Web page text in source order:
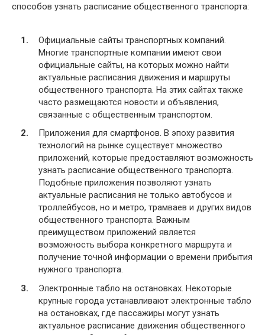
способов узнать расписание общественного транспорта:
Официальные сайты транспортных компаний.
Многие транспортные компании имеют свои
официальные сайты, на которых можно найти
актуальные расписания движения и маршруты
общественного транспорта. На этих сайтах также
часто размещаются новости и объявления,
связанные с общественным транспортом.
Приложения для смартфонов. В эпоху развития
технологий на рынке существует множество
приложений, которые предоставляют возможность
узнать расписание общественного транспорта.
Подобные приложения позволяют узнать
актуальные расписания не только автобусов и
троллейбусов, но и метро, трамваев и других видов
общественного транспорта. Важным
преимуществом приложений является
возможность выбора конкретного маршрута и
получение точной информации о времени прибытия
нужного транспорта.
Электронные табло на остановках. Некоторые
крупные города устанавливают электронные табло
на остановках, где пассажиры могут узнать
актуальное расписание движения общественного